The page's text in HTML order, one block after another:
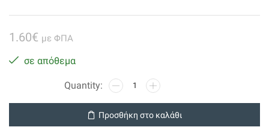
1.60€ με ΦΠΑ
σε απόθεμα
Φις
Θηλυκο
ποσότητα
Προσθήκη στο καλάθι